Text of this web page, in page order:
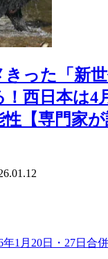
きった「新
西日本は4
【専門家
1月20日・27日合